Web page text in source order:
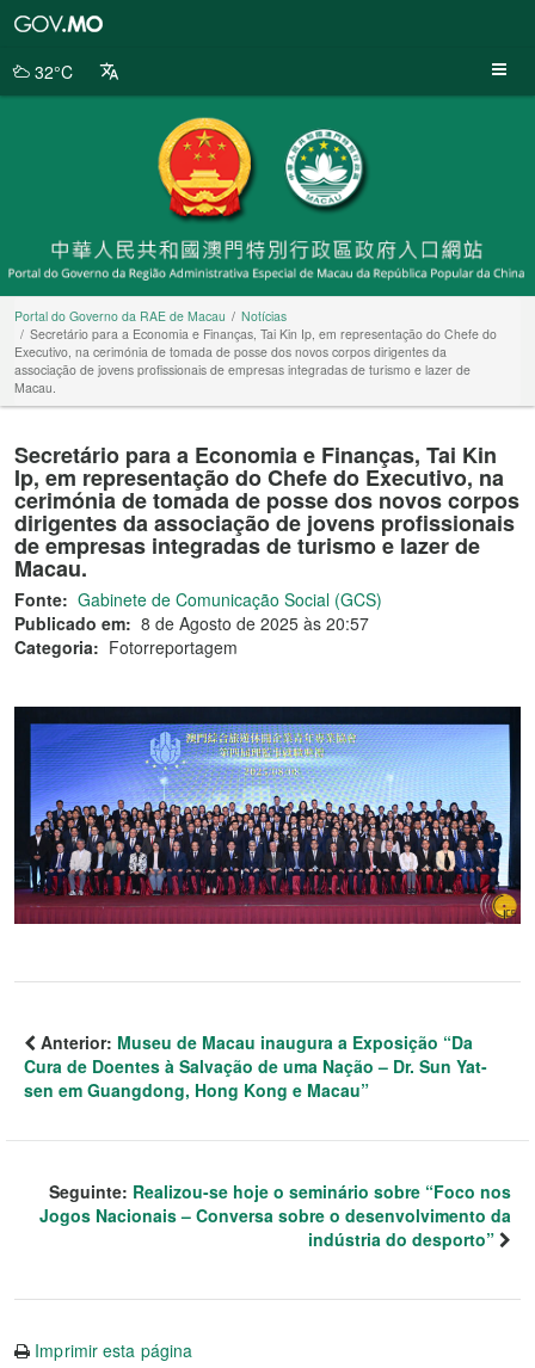
da
32°C
Portal do Governo da RAE de Macau
Notícias
Secretário para a Economia e Finanças, Tai Kin Ip, em representação do Chefe do
Executivo, na cerimónia de tomada de posse dos novos corpos dirigentes da
associação de jovens profissionais de empresas integradas de turismo e lazer de
Macau.
Secretário para a Economia e Finanças, Tai Kin
Ip, em representação do Chefe do Executivo, na
cerimónia de tomada de posse dos novos corpos
dirigentes da associação de jovens profissionais
de empresas integradas de turismo e lazer de
Macau.
Fonte: Gabinete de Comunicação Social (GCS)
Publicado em: 8 de Agosto de 2025 às 20:57
Categoria: Fotorreportagem
Anterior: Museu de Macau inaugura a Exposição “Da
Cura de Doentes à Salvação de uma Nação – Dr. Sun Yat-
sen em Guangdong, Hong Kong e Macau”
Seguinte: Realizou-se hoje o seminário sobre “Foco nos
Jogos Nacionais – Conversa sobre o desenvolvimento da
indústria do desporto”
Imprimir esta página